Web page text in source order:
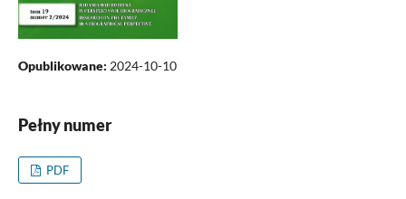
Opublikowane: 2024-10-10
Pełny numer
PDF